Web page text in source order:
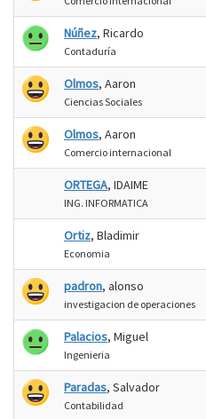
Núñez, Ricardo
Contaduría
Olmos, Aaron
Ciencias Sociales
Olmos, Aaron
Comercio internacional
ORTEGA, IDAIME
ING. INFORMATICA
Ortiz, Bladimir
Economia
padron, alonso
investigacion de operaciones
Palacios, Miguel
Ingenieria
Paradas, Salvador
Contabilidad